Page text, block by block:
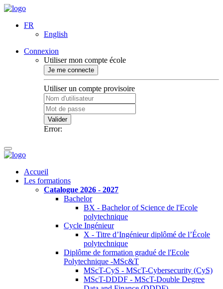
FR
English
Connexion
Utiliser mon compte école
Je me connecte
Utiliser un compte provisoire
Valider
Error:
Accueil
Les formations
Catalogue 2026 - 2027
Bachelor
BX - Bachelor of Science de l'Ecole
polytechnique
Cycle Ingénieur
X - Titre d’Ingénieur diplômé de l’École
polytechnique
Diplôme de formation gradué de l'Ecole
Polytechnique -MSc&T
MScT-CyS - MScT-Cybersecurity (CyS)
MScT-DDDF - MScT-Double Degree